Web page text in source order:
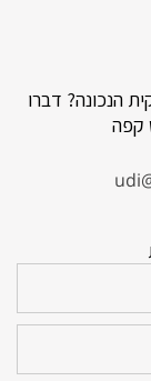
הנכונה? דברו
קפה